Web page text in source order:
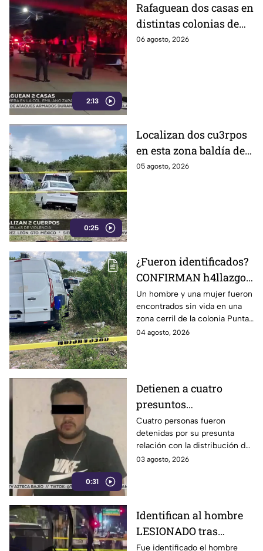
2:13
Rafaguean dos casas en
distintas colonias de
Celaya; esto fue lo que
06 agosto, 2026
0:25
Localizan dos cu3rpos
en esta zona baldía de
León; autoridades
05 agosto, 2026
¿Fueron identificados?
CONFIRMAN h4llazgo
de un hombre y una
mujer s1n v1da en zona
cerril de León, HOY
martes
Un hombre y una mujer fueron
encontrados sin vida en una
zona cerril de la colonia Punta
del Sol, en el polígono de Las
04 agosto, 2026
0:31
Detienen a cuatro
presuntos
D3LINCUENTES en
León: así OCURRIÓ
Cuatro personas fueron
detenidas por su presunta
relación con la distribución de
droga en distintos puntos de
03 agosto, 2026
Identifican al hombre
LESIONADO tras
agresión en colonia
Fue identificado el hombre